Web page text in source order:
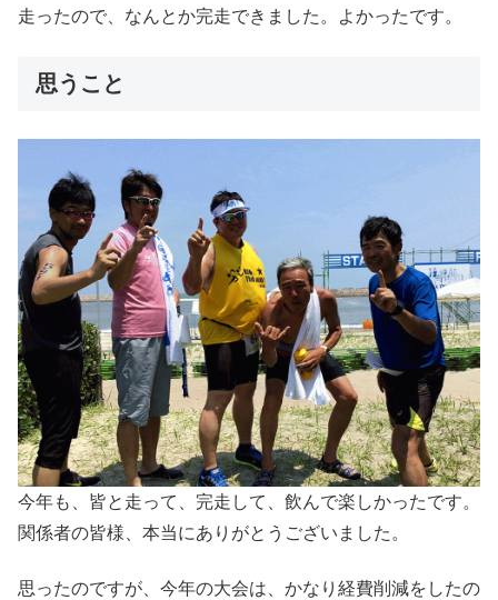
走ったので、なんとか完走できました。よかったです。
思うこと
今年も、皆と走って、完走して、飲んで楽しかったです。
関係者の皆様、本当にありがとうございました。
思ったのですが、今年の大会は、かなり経費削減をしたの